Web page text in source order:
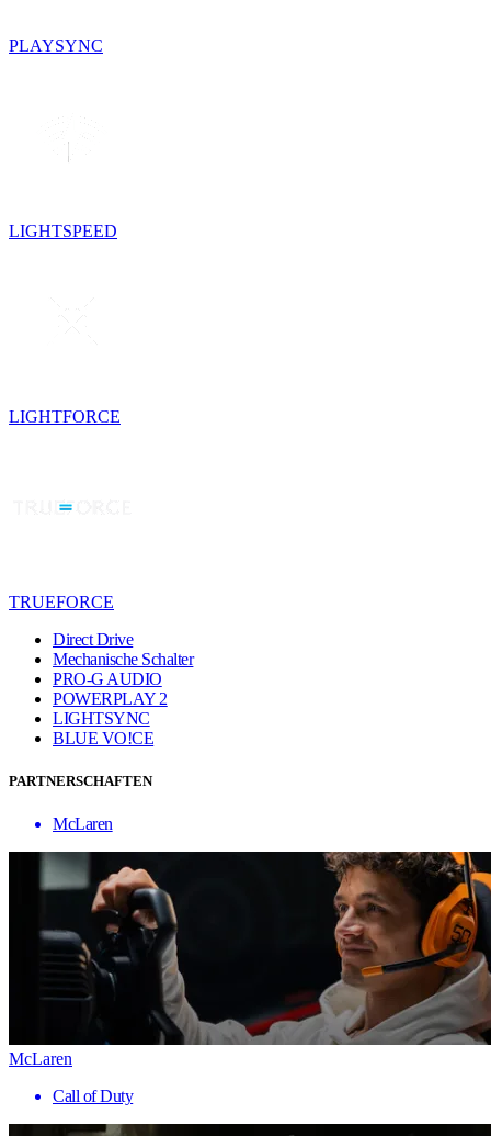
PLAYSYNC
LIGHTSPEED
LIGHTFORCE
TRUEFORCE
Direct Drive
Mechanische Schalter
PRO-G AUDIO
POWERPLAY 2
LIGHTSYNC
BLUE VO!CE
PARTNERSCHAFTEN
McLaren
McLaren
Call of Duty